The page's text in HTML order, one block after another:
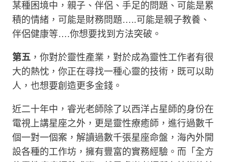
某種困境中，親子、伴侶、手足的問題、可能是累
積的情緒，可能是財務問題…..可能是親子教養、
伴侶健康等….你想要找到方法突破。
第五 ，你對於靈性產業，對於成為靈性工作者有很
大的熱忱，你正在尋找一種心靈的技術，既可以助
人，也想要創造更多金錢。
近二十年中，睿光老師除了以西洋占星師的身份在
電視上講星座之外，更是靈性療癒師，進行過數千
個一對一個案，解讀過數千張星座命盤，海內外開
設各種的工作坊，擁有豐富的實務經驗。而「全方